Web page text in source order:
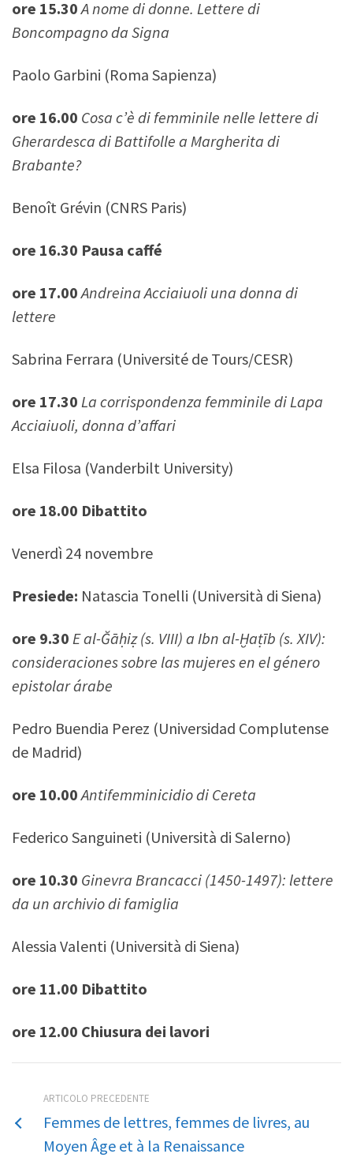
ore 15.30A nome di donne. Lettere di
Boncompagno da Signa
Paolo Garbini (Roma Sapienza)
ore 16.00 Cosa c’è di femminile nelle lettere di
Gherardesca di Battifolle a Margherita di
Brabante?
Benoît Grévin (CNRS Paris)
ore 16.30 Pausa caffé
ore 17.00Andreina Acciaiuoli una donna di
lettere
Sabrina Ferrara (Université de Tours/CESR)
ore 17.30 La corrispondenza femminile di Lapa
Acciaiuoli, donna d’affari
Elsa Filosa (Vanderbilt University)
ore 18.00 Dibattito
Venerdì 24 novembre
Presiede: Natascia Tonelli (Università di Siena)
ore 9.30 E al-Ğāḥiẓ (s. VIII) a Ibn al-Ḫaṭīb (s. XIV):
consideraciones sobre las mujeres en el género
epistolar árabe
Pedro Buendia Perez (Universidad Complutense
de Madrid)
ore 10.00Antifemminicidio di Cereta
Federico Sanguineti (Università di Salerno)
ore 10.30 Ginevra Brancacci (1450-1497): lettere
da un archivio di famiglia
Alessia Valenti (Università di Siena)
ore 11.00 Dibattito
ore 12.00 Chiusura dei lavori
ARTICOLO PRECEDENTE
Femmes de lettres, femmes de livres, au
Moyen Âge et à la Renaissance